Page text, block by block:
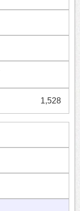
1,528